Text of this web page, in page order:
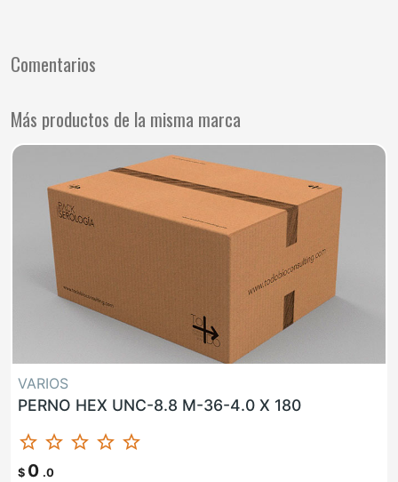
Comentarios
Más productos de la misma marca
VARIOS
PERNO HEX UNC-8.8 M-36-4.0 X 180
star_border star_border star_border star_border star_border
$ 0 .0